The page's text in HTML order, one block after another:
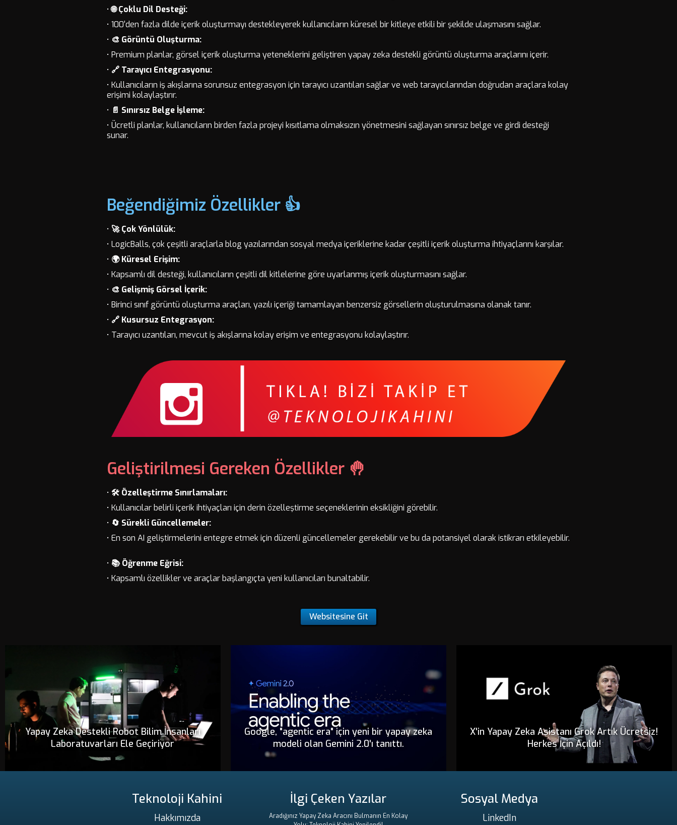
•🌐 Çoklu Dil Desteği:
• 100'den fazla dilde içerik oluşturmayı destekleyerek kullanıcıların küresel bir kitleye etkili bir şekilde ulaşmasını sağlar.
• 🎨 Görüntü Oluşturma:
• Premium planlar, görsel içerik oluşturma yeteneklerini geliştiren yapay zeka destekli görüntü oluşturma araçlarını içerir.
• 🔗 Tarayıcı Entegrasyonu:
• Kullanıcıların iş akışlarına sorunsuz entegrasyon için tarayıcı uzantıları sağlar ve web tarayıcılarından doğrudan araçlara kolay
erişimi kolaylaştırır.
• 📄 Sınırsız Belge İşleme:
• Ücretli planlar, kullanıcıların birden fazla projeyi kısıtlama olmaksızın yönetmesini sağlayan sınırsız belge ve girdi desteği
sunar.
Beğendiğimiz Özellikler 👍
• 🚀 Çok Yönlülük:
• LogicBalls, çok çeşitli araçlarla blog yazılarından sosyal medya içeriklerine kadar çeşitli içerik oluşturma ihtiyaçlarını karşılar.
• 🌍 Küresel Erişim:
• Kapsamlı dil desteği, kullanıcıların çeşitli dil kitlelerine göre uyarlanmış içerik oluşturmasını sağlar.
• 🎨 Gelişmiş Görsel İçerik:
• Birinci sınıf görüntü oluşturma araçları, yazılı içeriği tamamlayan benzersiz görsellerin oluşturulmasına olanak tanır.
• 🔗 Kusursuz Entegrasyon:
• Tarayıcı uzantıları, mevcut iş akışlarına kolay erişim ve entegrasyonu kolaylaştırır.
Geliştirilmesi Gereken Özellikler 🤚
• 🛠️ Özelleştirme Sınırlamaları:
• Kullanıcılar belirli içerik ihtiyaçları için derin özelleştirme seçeneklerinin eksikliğini görebilir.
• 🔄 Sürekli Güncellemeler:
• En son AI geliştirmelerini entegre etmek için düzenli güncellemeler gerekebilir ve bu da potansiyel olarak istikrarı etkileyebilir.
• 📚 Öğrenme Eğrisi:
• Kapsamlı özellikler ve araçlar başlangıçta yeni kullanıcıları bunaltabilir.
Websitesine Git
Yapay Zeka Destekli Robot Bilim İnsanları
Laboratuvarları Ele Geçiriyor
Google, "agentic era" için yeni bir yapay zeka
modeli olan Gemini 2.0'ı tanıttı.
X'in Yapay Zeka Asistanı Grok Artık Ücretsiz!
Herkes İçin Açıldı!
Teknoloji Kahini
Hakkımızda
İlgi Çeken Yazılar
Aradığınız Yapay Zeka Aracını Bulmanın En Kolay
Sosyal Medya
LinkedIn